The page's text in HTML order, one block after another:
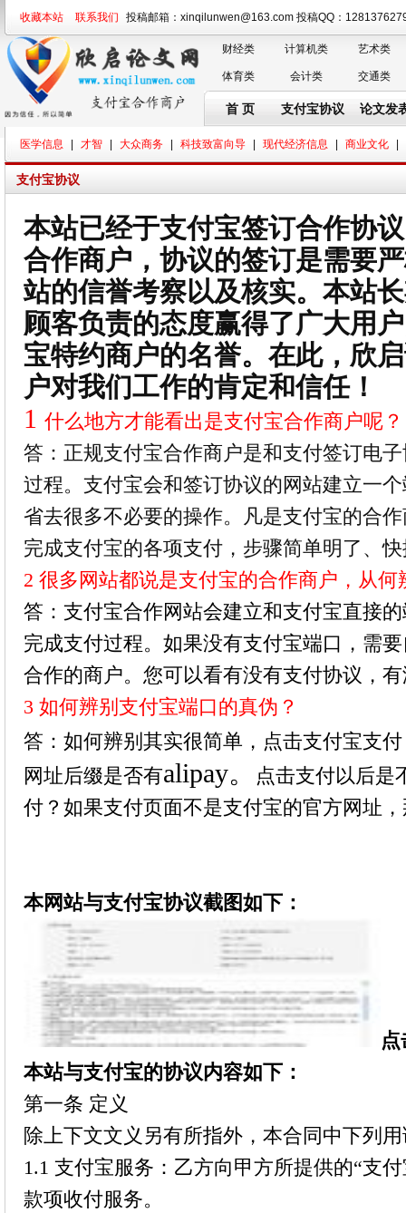
收藏本站 联系我们 投稿邮箱：xinqilunwen@163.com 投稿QQ：
财经类 计算机类 艺术类
体育类 会计类 交通类
首 页 支付宝协议 论文发
医学信息 才智 大众商务 科技致富向导 现代经济信息 商业文化
支付宝协议
本站已经于支付宝签订合作协
合作商户，协议的签订是需要
站的信誉考察以及核实。本站
顾客负责的态度赢得了广大用
宝特约商户的名誉。在此，欣
户对我们工作的肯定和信任！
1 什么地方才能看出是支付宝合作商户呢？
答：正规支付宝合作商户是和支付签订电
过程。支付宝会和签订协议的网站建立一
省去很多不必要的操作。凡是支付宝的合
完成支付宝的各项支付，步骤简单明了、
2 很多网站都说是支付宝的合作商户，从何
答：支付宝合作网站会建立和支付宝直接
完成支付过程。如果没有支付宝端口，需
合作的商户。您可以看有没有支付协议，
3 如何辨别支付宝端口的真伪？
答：如何辨别其实很简单，点击支付宝支
网址后缀是否有alipay。
点击支付以后是
付？如果支付页面不是支付宝的官方网址
本网站与支付宝协议截图如下：
本站与支付宝的协议内容如下：
第一条 定义
除上下文文义另有所指外，本合同中下列
1.1 支付宝服务：乙方向甲方所提供的“支
款项收付服务。